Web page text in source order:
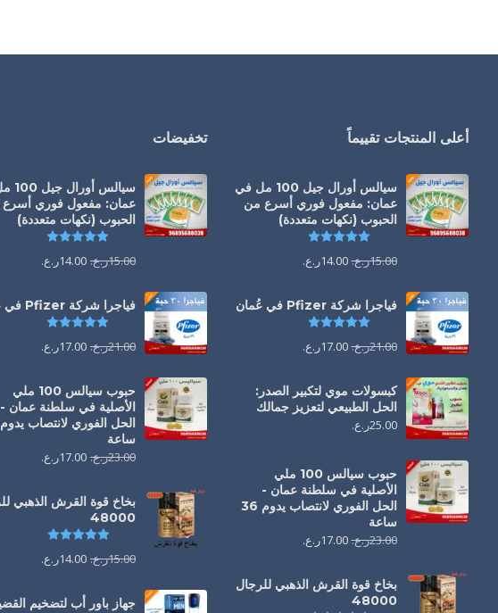
أعلى المنتجات تقييماً
سيالس أورال جيل 100 مل في
عمان: مفعول فوري أسرع من
الحبوب (نكهات متعددة)
15.00ر.ع. 14.00ر.ع.
فياجرا شركة Pfizer في عُمان
21.00ر.ع. 17.00ر.ع.
كبسولات موي لتكبير الصدر:
الحل الطبيعي لتعزيز جمالك
25.00ر.ع.
حبوب سيالس 100 ملي
الأصلية في سلطنة عمان -
الحل الفوري لانتصاب يدوم 36
ساعة
23.00ر.ع. 17.00ر.ع.
بخاخ قوة القرش الذهبي للرجال
48000
تخفيضات
عمان: مفعول فوري
الحبوب (نكهات متعددة)
15.00ر.ع. 14.00ر.ع.
فياجرا شركة Pfizer في عُمان
21.00ر.ع. 17.00ر.ع.
حبوب سيالس 100 ملي
الأصلية في سلطنة عمان -
ساعة
23.00ر.ع. 17.00ر.ع.
بخاخ قوة القرش الذهبي
48000
تم التقييم
15.00ر.ع. 14.00ر.ع.
جهاز باور أب لتضخيم